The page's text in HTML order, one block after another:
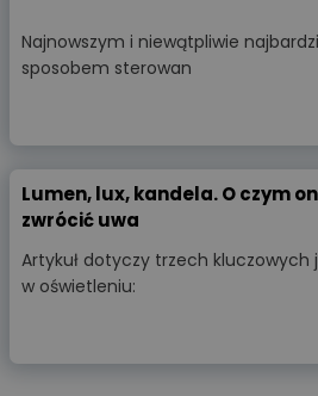
Najnowszym i niewątpliwie
sposobem sterowan
Lumen, lux, kandela. O czym
zwrócić uwa
Artykuł dotyczy trzech
w oświetleniu: